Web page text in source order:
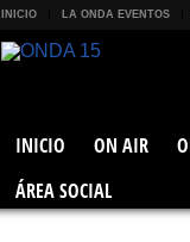
INICIO LA ONDA EVENTOS
INICIO ON AIR
ÁREA SOCIAL